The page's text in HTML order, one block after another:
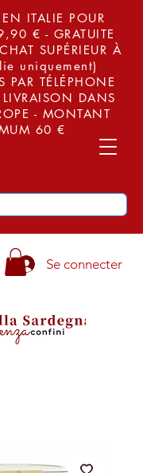
ITALIE POUR
€ - GRATUITE
SUPÉRIEUR À
uniquement)
PAR TÉLÉPHONE
LIVRAISON DANS
- MONTANT
60 €
Se connecter